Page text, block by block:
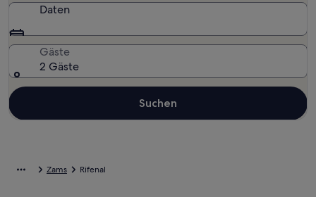
Daten
Gäste
2 Gäste
Suchen
Zams Rifenal